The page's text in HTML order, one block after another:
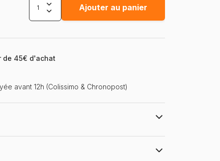
Ajouter au panier
de 45€ d'achat
avant 12h (Colissimo & Chronopost)